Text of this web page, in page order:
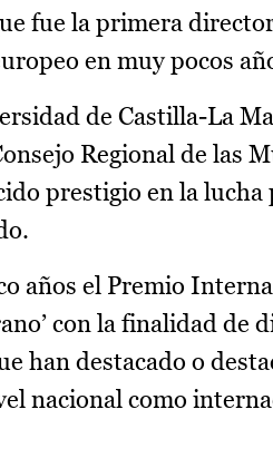
fue la primera
en muy pocos
de Castilla-La
Regional de las
prestigio en la lucha
años el Premio
con la finalidad de
han destacado o
nacional como